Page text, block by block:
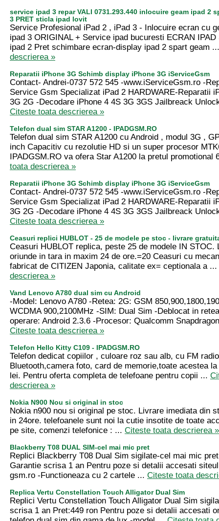
service ipad 3 repar VALI 0731.293.440 inlocuire geam ipad 2
3 PRET sticla ipad lovit
Service Profesional iPad 2 , iPad 3 - Inlocuire ecran cu
ipad 3 ORIGINAL + Service ipad bucuresti ECRAN IPAD
ipad 2 Pret schimbare ecran-display ipad 2 spart geam
descrierea »
Reparatii iPhone 3G Schimb display iPhone 3G iServiceGsm
Contact- Andrei-0737 572 545 -www.iServiceGsm.ro -
Service Gsm Specializat iPad 2 HARDWARE-Reparatii
3G 2G -Decodare iPhone 4 4S 3G 3GS Jailbreack
Citeste toata descrierea »
Telefon dual sim STAR A1200 - IPADGSM.RO
Telefon dual sim STAR A1200 cu Android , modul 3G ,
inch Capacitiv cu rezolutie HD si un super procesor
IPADGSM.RO va ofera Star A1200 la pretul promotional
toata descrierea »
Reparatii iPhone 3G Schimb display iPhone 3G iServiceGsm
Contact- Andrei-0737 572 545 -www.iServiceGsm.ro -
Service Gsm Specializat iPad 2 HARDWARE-Reparatii
3G 2G -Decodare iPhone 4 4S 3G 3GS Jailbreack
Citeste toata descrierea »
Ceasuri replici HUBLOT - 25 de modele pe stoc - livrare
Ceasuri HUBLOT replica, peste 25 de modele IN STOC.
oriunde in tara in maxim 24 de ore.=20 Ceasuri cu
fabricat de CITIZEN Japonia, calitate ex= ceptionala a ...
descrierea »
Vand Lenovo A780 dual sim cu Android
-Model: Lenovo A780 -Retea: 2G: GSM
WCDMA 900,2100MHz -SIM: Dual Sim -Deblocat in
operare: Android 2.3.6 -Procesor: Qualcomm
Citeste toata descrierea »
Telefon Hello Kitty C109 - IPADGSM.RO
Telefon dedicat copiilor , culoare roz sau alb, cu FM
Bluetooth,camera foto, card de memorie,toate acestea
lei. Pentru oferta completa de telefoane pentru copii ...
descrierea »
Nokia N900 Nou si original in stoc
Nokia n900 nou si original pe stoc. Livrare imediata din
in 24ore. telefoanele sunt noi la cutie insotite de toate
pe site, comenzi telefonice : ... Citeste toata descrierea »
Blackberry T08 DUAL SIM-cel mai mic pret
Replici Blackberry T08 Dual Sim sigilate-cel mai mic
Garantie scrisa 1 an Pentru poze si detalii accesati
gsm.ro -Functioneaza cu 2 cartele ... Citeste toata
Replica Vertu Constellation Touch Alligator Dual Sim
Replici Vertu Constellation Touch Alligator Dual Sim
scrisa 1 an Pret:449 ron Pentru poze si detalii accesati